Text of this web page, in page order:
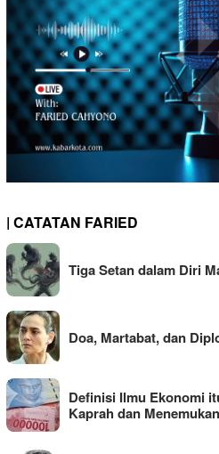
| CATATAN FARIED
Tiga Setan dalam Diri
Doa, Martabat, dan
Definisi Ilmu Ekonomi
Kaprah dan